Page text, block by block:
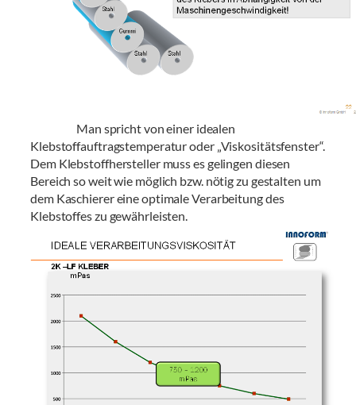
Man spricht von einer idealen
Klebstoffauftragstemperatur oder „Viskositätsfenster“.
Dem Klebstoffhersteller muss es gelingen diesen
Bereich so weit wie möglich bzw. nötig zu gestalten um
dem Kaschierer eine optimale Verarbeitung des
Klebstoffes zu gewährleisten.